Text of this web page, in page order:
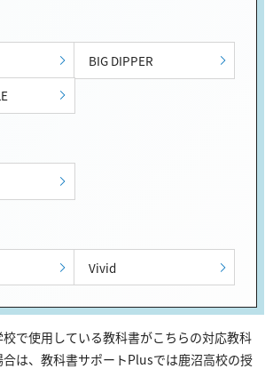
BIG DIPPER
Vivid
で使用している教科書がこちらの対応教科
は、教科書サポートPlusでは鹿沼高校の授